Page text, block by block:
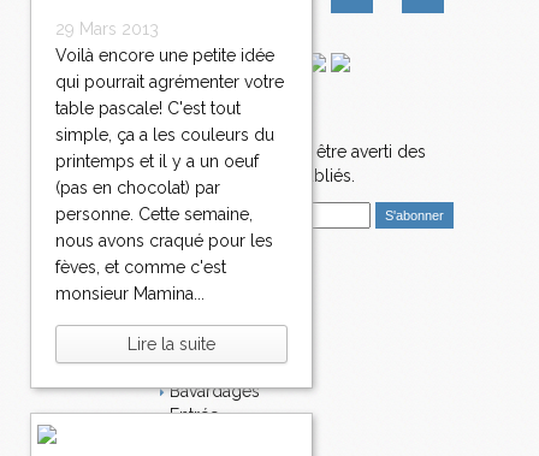
29 Mars 2013
Voilà encore une petite idée
qui pourrait agrémenter votre
table pascale! C'est tout
simple, ça a les couleurs du
printemps et il y a un oeuf
(pas en chocolat) par
personne. Cette semaine,
nous avons craqué pour les
fèves, et comme c'est
monsieur Mamina...
Lire la suite
Newsletter
Abonnez-vous pour être averti des
nouveaux articles publiés.
E
m
l
Catégories
Dessert
Plat
Bavardages
Entrée